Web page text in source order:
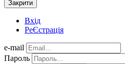
Закрити
Вхід
РеЄстрація
e-mail
Пароль